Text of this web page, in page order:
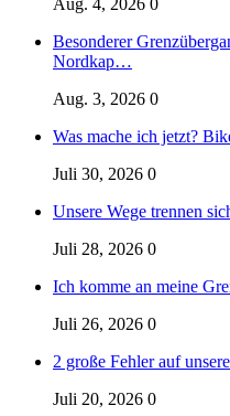
Aug. 4, 2026 0
Besonderer
Nordkap…
Aug. 3, 2026 0
Was mache ich jetzt?
Juli 30, 2026 0
Unsere Wege trennen
Juli 28, 2026 0
Ich komme an meine
Juli 26, 2026 0
2 große Fehler auf
Juli 20, 2026 0